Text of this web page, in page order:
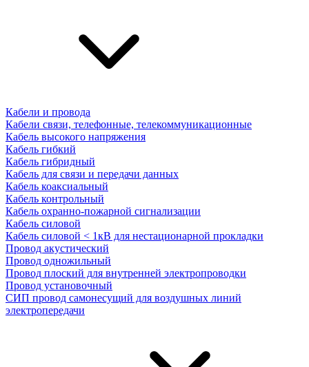
Кабели и провода
Кабели связи, телефонные, телекоммуникационные
Кабель высокого напряжения
Кабель гибкий
Кабель гибридный
Кабель для связи и передачи данных
Кабель коаксиальный
Кабель контрольный
Кабель охранно-пожарной сигнализации
Кабель силовой
Кабель силовой < 1кВ для нестационарной прокладки
Провод акустический
Провод одножильный
Провод плоский для внутренней электропроводки
Провод установочный
СИП провод самонесущий для воздушных линий
электропередачи